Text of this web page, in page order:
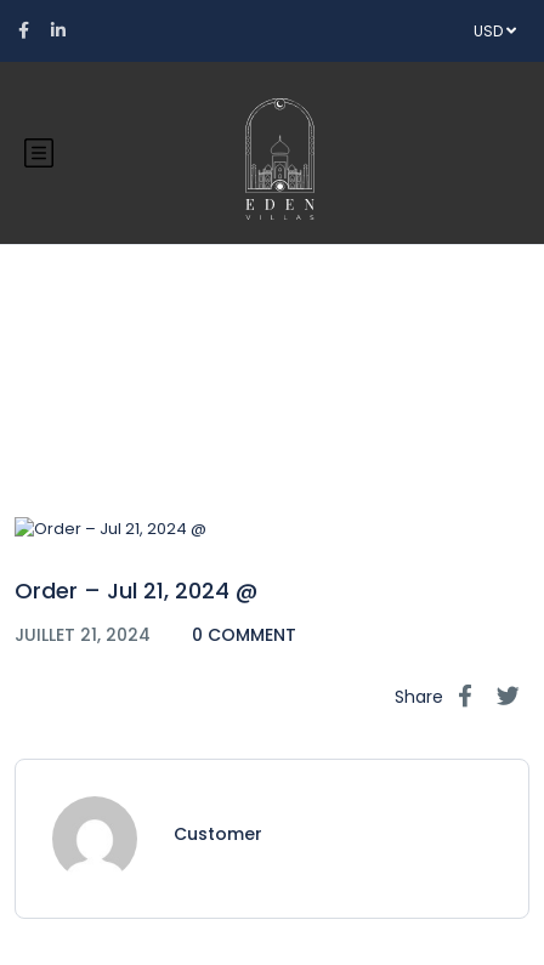
USD
Order – Jul 21, 2024 @
JUILLET 21, 2024 0 COMMENT
Share
Customer